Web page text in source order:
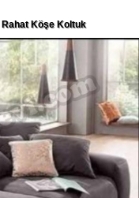
Rahat Köşe Koltuk